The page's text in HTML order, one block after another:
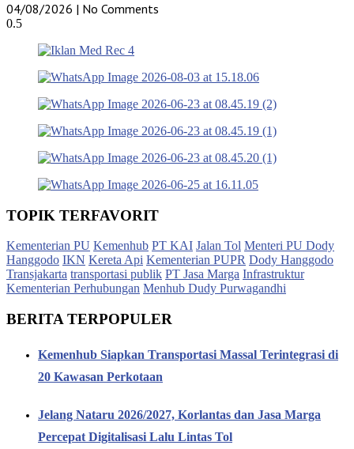
04/08/2026 No Comments
TOPIK TERFAVORIT
Kementerian PU Kemenhub PT KAI Jalan Tol Menteri PU Dody
Hanggodo IKN Kereta Api Kementerian PUPR Dody Hanggodo
Transjakarta transportasi publik PT Jasa Marga Infrastruktur
Kementerian Perhubungan Menhub Dudy Purwagandhi
BERITA TERPOPULER
Kemenhub Siapkan Transportasi Massal Terintegrasi di
20 Kawasan Perkotaan
Jelang Nataru 2026/2027, Korlantas dan Jasa Marga
Percepat Digitalisasi Lalu Lintas Tol